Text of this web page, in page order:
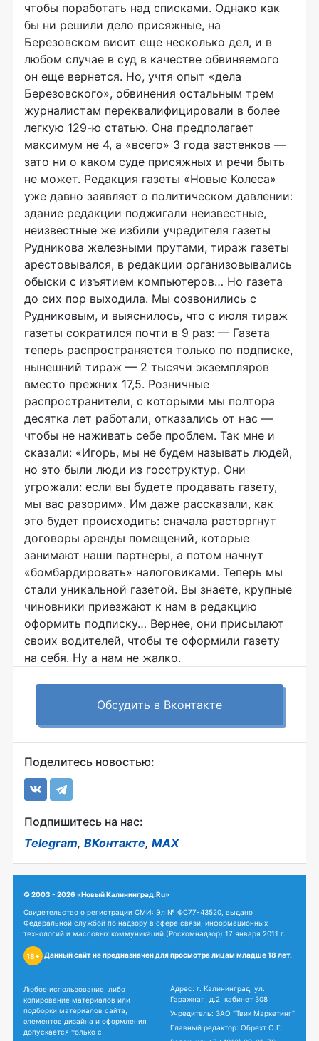
чтобы поработать над списками. Однако как
бы ни решили дело присяжные, на
Березовском висит еще несколько дел, и в
любом случае в суд в качестве обвиняемого
он еще вернется. Но, учтя опыт «дела
Березовского», обвинения остальным трем
журналистам переквалифицировали в более
легкую 129-ю статью. Она предполагает
максимум не 4, а «всего» 3 года застенков —
зато ни о каком суде присяжных и речи быть
не может. Редакция газеты «Новые Колеса»
уже давно заявляет о политическом давлении:
здание редакции поджигали неизвестные,
неизвестные же избили учредителя газеты
Рудникова железными прутами, тираж газеты
арестовывался, в редакции организовывались
обыски с изъятием компьютеров… Но газета
до сих пор выходила. Мы созвонились с
Рудниковым, и выяснилось, что с июля тираж
газеты сократился почти в 9 раз: — Газета
теперь распространяется только по подписке,
нынешний тираж — 2 тысячи экземпляров
вместо прежних 17,5. Розничные
распространители, с которыми мы полтора
десятка лет работали, отказались от нас —
чтобы не наживать себе проблем. Так мне и
сказали: «Игорь, мы не будем называть людей,
но это были люди из госструктур. Они
угрожали: если вы будете продавать газету,
мы вас разорим». Им даже рассказали, как
это будет происходить: сначала расторгнут
договоры аренды помещений, которые
занимают наши партнеры, а потом начнут
«бомбардировать» налоговиками. Теперь мы
стали уникальной газетой. Вы знаете, крупные
чиновники приезжают к нам в редакцию
оформить подписку… Вернее, они присылают
своих водителей, чтобы те оформили газету
на себя. Ну а нам не жалко.
Обсудить в Вконтакте
Поделитесь новостью:
Подпишитесь на нас:
Telegram, ВКонтакте, MAX
© 2003 - 2026 «Новый Калининград.Ru»
Свидетельство о регистрации СМИ: Эл № ФС77-43520, выдано
Федеральной службой по надзору в сфере связи, информационных
технологий и массовых коммуникаций (Роскомнадзор) 17 января 2011 г.
18+ Данный сайт не предназначен для просмотра лицам младше 18 лет.
Любое использование, либо
копирование материалов или
подборки материалов сайта,
элементов дизайна и оформления
допускается только с
Адрес: г. Калининград, ул.
Гаражная, д.2, кабинет 308
Учредитель: ЗАО "Твик Маркетинг"
Главный редактор: Обрехт О.Г.